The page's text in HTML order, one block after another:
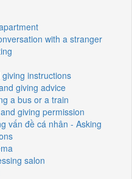
with a stranger
instructions
giving advice
a bus or a train
giving permission
vấn đề cá nhân - Asking
salon